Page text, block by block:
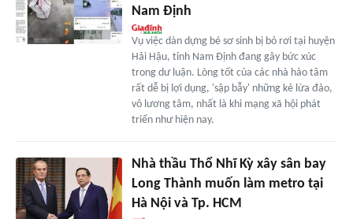
Nam Định
Vụ việc dàn dựng bé sơ sinh bị bỏ rơi tại huyện
Hải Hậu, tỉnh Nam Định đang gây bức xúc
trong dư luận. Lòng tốt của các nhà hảo tâm
rất dễ bị lợi dụng, 'sập bẫy' những kẻ lừa đảo,
vô lương tâm, nhất là khi mạng xã hội phát
triển như hiện nay.
Nhà thầu Thổ Nhĩ Kỳ xây sân bay
Long Thành muốn làm metro tại
Hà Nội và Tp. HCM